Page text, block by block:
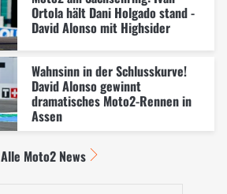
Ortola hält Dani Holgado stand -
David Alonso mit Highsider
Wahnsinn in der Schlusskurve!
David Alonso gewinnt
dramatisches Moto2-Rennen in
Assen
Alle Moto2 News